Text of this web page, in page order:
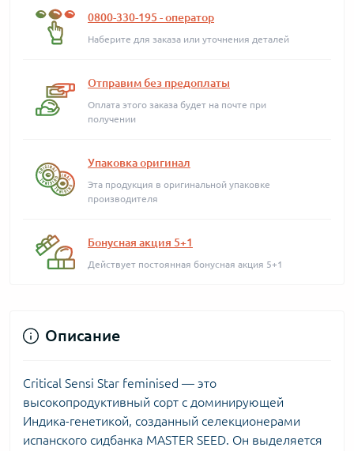
0800-330-195 - оператор
Наберите для заказа или уточнения деталей
Отправим без предоплаты
Оплата этого заказа будет на почте при
получении
Упаковка оригинал
Эта продукция в оригинальной упаковке
производителя
Бонусная акция 5+1
Действует постоянная бонусная акция 5+1
Описание
Critical Sensi Star feminised — это
высокопродуктивный сорт с доминирующей
Индика-генетикой, созданный селекционерами
испанского сидбанка MASTER SEED. Он выделяется